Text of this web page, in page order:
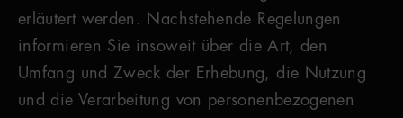
erläutert werden. Nachstehende Regelungen
informieren Sie insoweit über die Art, den
Umfang und Zweck der Erhebung, die Nutzung
und die Verarbeitung von personenbezogenen